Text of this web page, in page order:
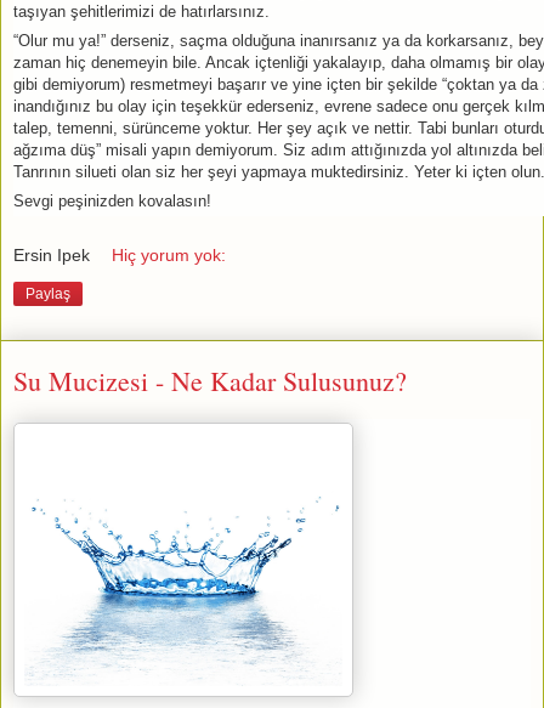
taşıyan şehitlerimizi de hatırlarsınız.
“Olur mu ya!” derseniz, saçma olduğuna inanırsanız ya da korkarsanız,
zaman hiç denemeyin bile. Ancak içtenliği yakalayıp, daha olmamış bir
gibi demiyorum) resmetmeyi başarır ve yine içten bir şekilde “çoktan ya da
inandığınız bu olay için teşekkür ederseniz, evrene sadece onu gerçek
talep, temenni, sürünceme yoktur. Her şey açık ve nettir. Tabi bunları
ağzıma düş” misali yapın demiyorum. Siz adım attığınızda yol altınızda
Tanrının silueti olan siz her şeyi yapmaya muktedirsiniz. Yeter ki içten olun.
Sevgi peşinizden kovalasın!
Ersin Ipek Hiç yorum yok:
Paylaş
Su Mucizesi - Ne Kadar Sulusunuz?